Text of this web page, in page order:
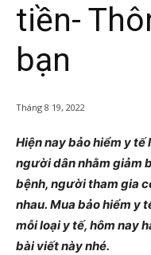
tiền-
bạn
Tháng 8 19, 2022
Hiện nay bảo hiểm y
người dân nhằm giảm
bệnh, người tham gia
nhau. Mua bảo hiểm y
mỗi loại y tế, hôm nay
bài viết này nhé.